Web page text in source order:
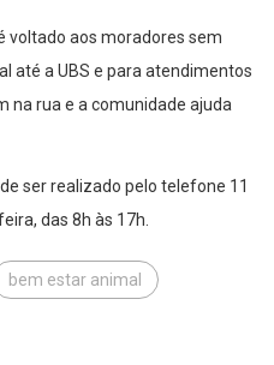
voltado aos moradores sem
até a UBS e para atendimentos
na rua e a comunidade ajuda
ser realizado pelo telefone 11
das 8h às 17h.
bem estar animal